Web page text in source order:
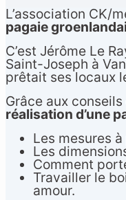
L’association CK/
pagaie
C’est Jérôme Le
Saint-Joseph à
prêtait ses locaux
Grâce aux
réalisation d’une
Les mesures
Les
Comment
Travailler le
amour.